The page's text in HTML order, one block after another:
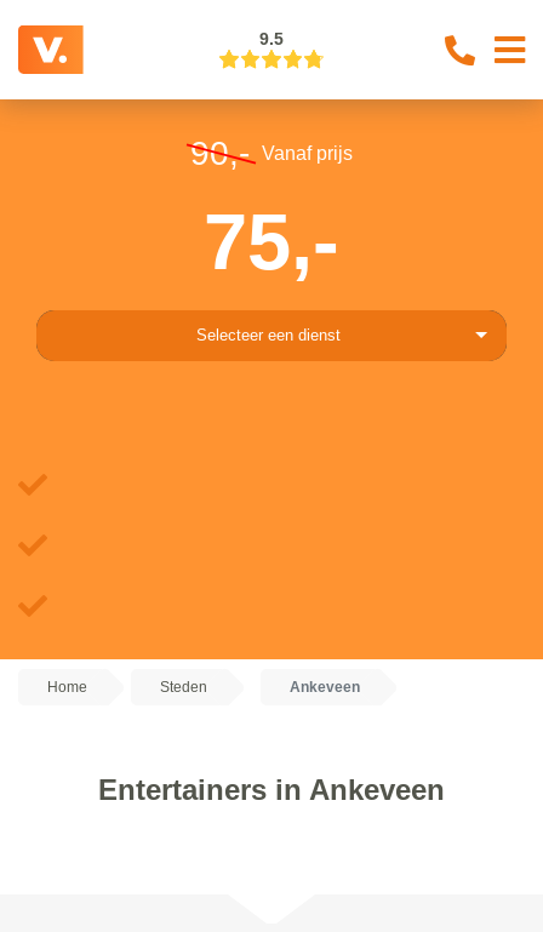
9.5
90,- Vanaf prijs
75,-
Selecteer een dienst
Home Steden Ankeveen
Entertainers in Ankeveen